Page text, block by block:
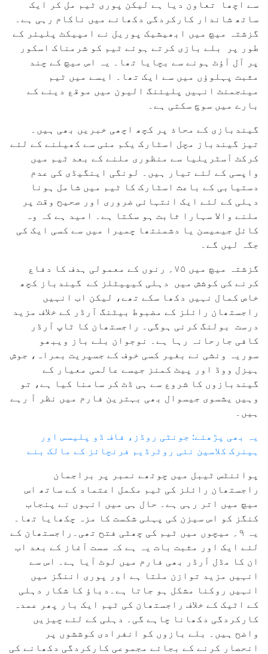
سے اچھا تعاون دیا ہے لیکن پوری ٹیم مل کر ایک
ساتھ شاندار کارکردگی دکھانے میں ناکام رہی ہے۔
گزشتہ میچ میں ابھیشیک پوریل نے امپیکٹ پلیئر کے
طور پر بلے بازی کرتے ہوئے ٹیم کو شرمناک اسکور
پر آل آؤٹ ہونے سے بچایا تھا۔ یہ اس میچ کے چند
مثبت پہلوؤں میں سے ایک تھا۔ ایسے میں ٹیم
مینجمنٹ انہیں پلیئنگ الیون میں موقع دینے کے
بارے میں سوچ سکتی ہے۔
گیندبازی کے محاذ پر کچھ اچھی خبریں بھی ہیں۔
تیز گیندباز مچل اسٹارک یکم مئی سے کھیلنے کے لئے
کرکٹ آسٹریلیا سے منظوری ملنے کے بعد ٹیم میں
واپسی کے لئے تیار ہیں۔ لونگی اینگیڈی کی عدم
دستیابی کے باعث اسٹارک کا ٹیم میں شامل ہونا
دہلی کے لئے ایک انتہائی ضروری اور صحیح وقت پر
ملنے والا سہارا ثابت ہو سکتا ہے۔ امید ہے کہ وہ
کائل جیمیسن یا دشمنتھا چمیرا میں سے کسی ایک کی
جگہ لیں گے۔
گزشتہ میچ میں ۷۵؍ رنوں کے معمولی ہدف کا دفاع
کرنے کی کوشش میں دہلی کیپیٹلز کے گیندباز کچھ
خاص کمال نہیں دکھا سکے تھے، لیکن اب انہیں
راجستھان رائلز کے مضبوط بیٹنگ آرڈر کے خلاف مزید
درست بولنگ کرنی ہوگی۔ راجستھان کا ٹاپ آرڈر
کافی جارحانہ رہا ہے۔ نوجوان بلے باز ویبھو
سوریہ ونشی نے بغیر کسی خوف کے جسپریت بمراہ، جوش
ہیزل ووڈ اور پیٹ کمنز جیسے عالمی معیار کے
گیندبازوں کا شروع سے ہی ڈٹ کر سامنا کیا ہے، تو
وہیں یشسوی جیسوال بھی بہترین فارم میں نظر آ رہے
ہیں۔
یہ بھی پڑھئے: جونٹی روڈز، فاف ڈو پلیسس اور
ہینرک کلاسین نئی روٹرڈیم فرنچائز کے مالک بنے
پوائنٹس ٹیبل میں چوتھے نمبر پر براجمان
راجستھان رائلز کی ٹیم مکمل اعتماد کے ساتھ اس
میچ میں اتر رہی ہے۔ حال ہی میں انہوں نے پنجاب
کنگز کو اس سیزن کی پہلی شکست کا مزہ چکھایا تھا۔
یہ ۹؍ میچوں میں ٹیم کی چھٹی فتح تھی۔راجستھان کے
لئے ایک اور مثبت بات یہ ہے کہ سست آغاز کے بعد اب
ان کا مڈل آرڈر بھی فارم میں لوٹ آیا ہے۔ اس سے
انہیں مزید توازن ملتا ہے اور پوری اننگز میں
انہیں روکنا مشکل ہو جاتا ہے۔دباؤ کا شکار دہلی
کے اٹیک کے خلاف راجستھان کی ٹیم ایک بار پھر عمدہ
کارکردگی دکھانا چاہے گی۔ دہلی کے لئے چیزیں
واضح ہیں۔ بلے بازوں کو انفرادی کوششوں پر
انحصار کرنے کے بجائے مجموعی کارکردگی دکھانے کی